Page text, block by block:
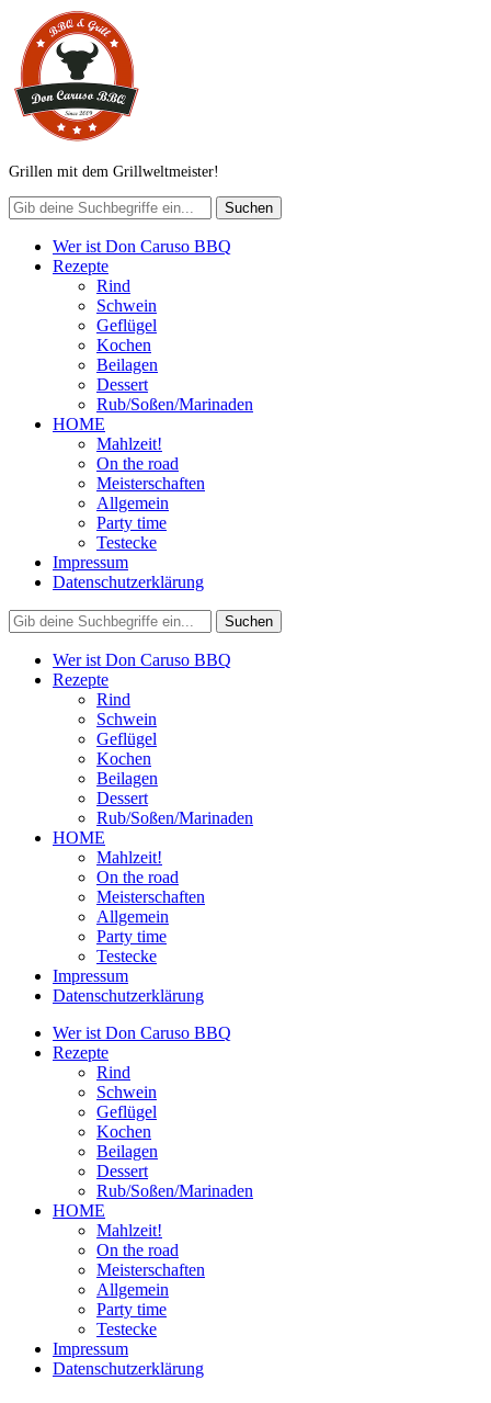
Grillen mit dem Grillweltmeister!
Wer ist Don Caruso BBQ
Rezepte
Rind
Schwein
Geflügel
Kochen
Beilagen
Dessert
Rub/Soßen/Marinaden
HOME
Mahlzeit!
On the road
Meisterschaften
Allgemein
Party time
Testecke
Impressum
Datenschutzerklärung
Wer ist Don Caruso BBQ
Rezepte
Rind
Schwein
Geflügel
Kochen
Beilagen
Dessert
Rub/Soßen/Marinaden
HOME
Mahlzeit!
On the road
Meisterschaften
Allgemein
Party time
Testecke
Impressum
Datenschutzerklärung
Wer ist Don Caruso BBQ
Rezepte
Rind
Schwein
Geflügel
Kochen
Beilagen
Dessert
Rub/Soßen/Marinaden
HOME
Mahlzeit!
On the road
Meisterschaften
Allgemein
Party time
Testecke
Impressum
Datenschutzerklärung